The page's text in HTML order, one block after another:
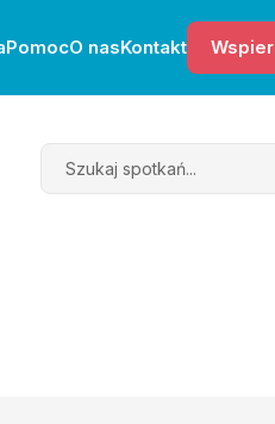
PomocO nasKontakt
Search